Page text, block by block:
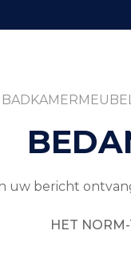
uw bericht
HET